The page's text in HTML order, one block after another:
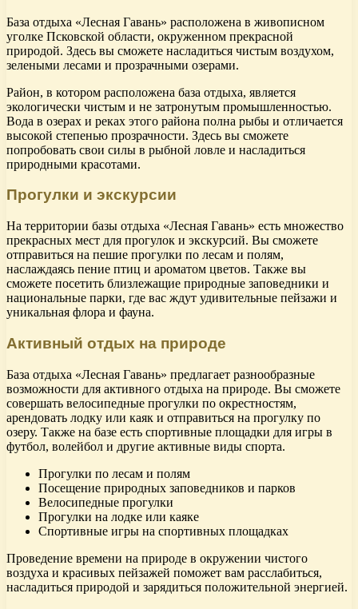
База отдыха «Лесная Гавань» расположена в живописном
уголке Псковской области, окруженном прекрасной
природой. Здесь вы сможете насладиться чистым воздухом,
зелеными лесами и прозрачными озерами.
Район, в котором расположена база отдыха, является
экологически чистым и не затронутым промышленностью.
Вода в озерах и реках этого района полна рыбы и отличается
высокой степенью прозрачности. Здесь вы сможете
попробовать свои силы в рыбной ловле и насладиться
природными красотами.
Прогулки и экскурсии
На территории базы отдыха «Лесная Гавань» есть множество
прекрасных мест для прогулок и экскурсий. Вы сможете
отправиться на пешие прогулки по лесам и полям,
наслаждаясь пение птиц и ароматом цветов. Также вы
сможете посетить близлежащие природные заповедники и
национальные парки, где вас ждут удивительные пейзажи и
уникальная флора и фауна.
Активный отдых на природе
База отдыха «Лесная Гавань» предлагает разнообразные
возможности для активного отдыха на природе. Вы сможете
совершать велосипедные прогулки по окрестностям,
арендовать лодку или каяк и отправиться на прогулку по
озеру. Также на базе есть спортивные площадки для игры в
футбол, волейбол и другие активные виды спорта.
Прогулки по лесам и полям
Посещение природных заповедников и парков
Велосипедные прогулки
Прогулки на лодке или каяке
Спортивные игры на спортивных площадках
Проведение времени на природе в окружении чистого
воздуха и красивых пейзажей поможет вам расслабиться,
насладиться природой и зарядиться положительной энергией.